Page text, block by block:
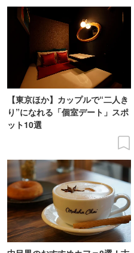
【東京ほか】カップルで“二人き
り”になれる「個室デート」スポ
ット10選